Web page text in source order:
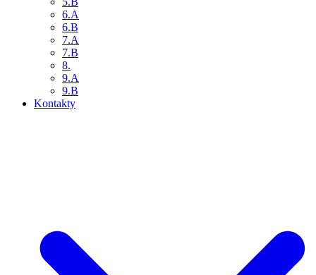
6.A
6.B
7.A
7.B
8.
9.A
9.B
Kontakty